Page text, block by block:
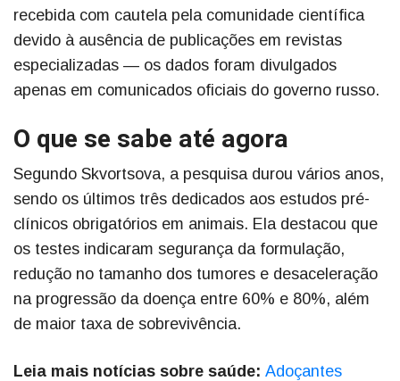
recebida com cautela pela comunidade científica
devido à ausência de publicações em revistas
especializadas — os dados foram divulgados
apenas em comunicados oficiais do governo russo.
O que se sabe até agora
Segundo Skvortsova, a pesquisa durou vários anos,
sendo os últimos três dedicados aos estudos pré-
clínicos obrigatórios em animais. Ela destacou que
os testes indicaram segurança da formulação,
redução no tamanho dos tumores e desaceleração
na progressão da doença entre 60% e 80%, além
de maior taxa de sobrevivência.
Leia mais notícias sobre saúde: Adoçantes